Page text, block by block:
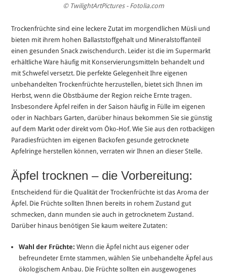
© TwilightArtPictures - Fotolia.com
Trockenfrüchte sind eine leckere Zutat im morgendlichen Müsli und
bieten mit ihrem hohen Ballaststoffgehalt und Mineralstoffanteil
einen gesunden Snack zwischendurch. Leider ist die im Supermarkt
erhältliche Ware häufig mit Konservierungsmitteln behandelt und
mit Schwefel versetzt. Die perfekte Gelegenheit Ihre eigenen
unbehandelten Trockenfrüchte herzustellen, bietet sich Ihnen im
Herbst, wenn die Obstbäume der Region reiche Ernte tragen.
Insbesondere Äpfel reifen in der Saison häufig in Fülle im eigenen
oder in Nachbars Garten, darüber hinaus bekommen Sie sie günstig
auf dem Markt oder direkt vom Öko-Hof. Wie Sie aus den rotbackigen
Paradiesfrüchten im eigenen Backofen gesunde getrocknete
Apfelringe herstellen können, verraten wir Ihnen an dieser Stelle.
Äpfel trocknen – die Vorbereitung:
Entscheidend für die Qualität der Trockenfrüchte ist das Aroma der
Äpfel. Die Früchte sollten Ihnen bereits in rohem Zustand gut
schmecken, dann munden sie auch in getrocknetem Zustand.
Darüber hinaus benötigen Sie kaum weitere Zutaten:
Wahl der Früchte:Wenn die Äpfel nicht aus eigener oder
befreundeter Ernte stammen, wählen Sie unbehandelte Äpfel aus
ökologischem Anbau. Die Früchte sollten ein ausgewogenes